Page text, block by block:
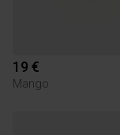
19 €
Mango